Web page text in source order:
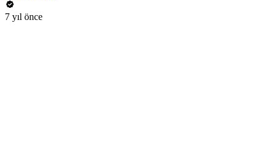
7 yıl önce